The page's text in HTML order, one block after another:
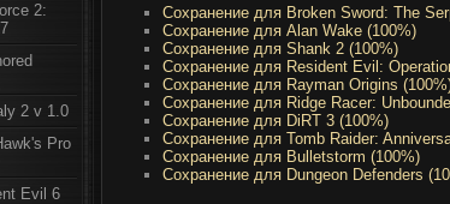
2:
2 v 1.0
Pro
Evil 6
Сохранение для Broken Sword: The
Сохранение для Alan Wake (100%)
Сохранение для Shank 2 (100%)
Сохранение для Resident Evil:
Сохранение для Rayman Origins
Сохранение для Ridge Racer:
Сохранение для DiRT 3 (100%)
Сохранение для Tomb Raider:
Сохранение для Bulletstorm (100%)
Сохранение для Dungeon Defenders